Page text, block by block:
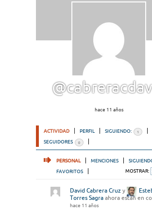
hace 11 años
ACTIVIDAD PERFIL SIGUIENDO: 1
SEGUIDORES 0
PERSONAL MENCIONES
FAVORITOS
MOSTRAR:
David Cabrera Cruz y
Torres Sagra ahora están en
hace 11 años